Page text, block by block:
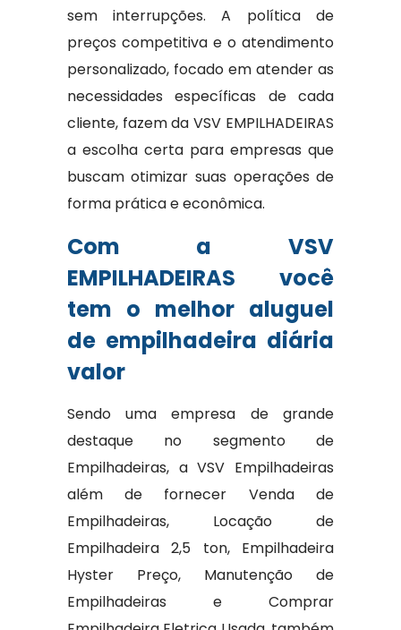
sem interrupções. A política de
preços competitiva e o atendimento
personalizado, focado em atender as
necessidades específicas de cada
cliente, fazem da VSV EMPILHADEIRAS
a escolha certa para empresas que
buscam otimizar suas operações de
forma prática e econômica.
Com a VSV
EMPILHADEIRAS você
tem o melhor aluguel
de empilhadeira diária
valor
Sendo uma empresa de grande
destaque no segmento de
Empilhadeiras, a VSV Empilhadeiras
além de fornecer Venda de
Empilhadeiras, Locação de
Empilhadeira 2,5 ton, Empilhadeira
Hyster Preço, Manutenção de
Empilhadeiras e Comprar